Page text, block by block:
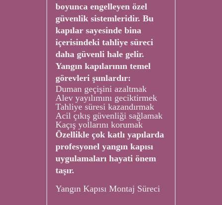
boyunca engelleyen özel
güvenlik sistemleridir. Bu
kapılar sayesinde bina
içerisindeki tahliye süreci
daha güvenli hale gelir.
Yangın kapılarının temel
görevleri şunlardır:
Duman geçişini azaltmak
Alev yayılımını geciktirmek
Tahliye süresi kazandırmak
Acil çıkış güvenliği sağlamak
Kaçış yollarını korumak
Özellikle çok katlı yapılarda
profesyonel yangın kapısı
uygulamaları hayati önem
taşır.
Yangın Kapısı Montaj Süreci